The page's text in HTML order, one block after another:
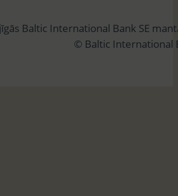
Baltic International Bank SE
© Baltic International